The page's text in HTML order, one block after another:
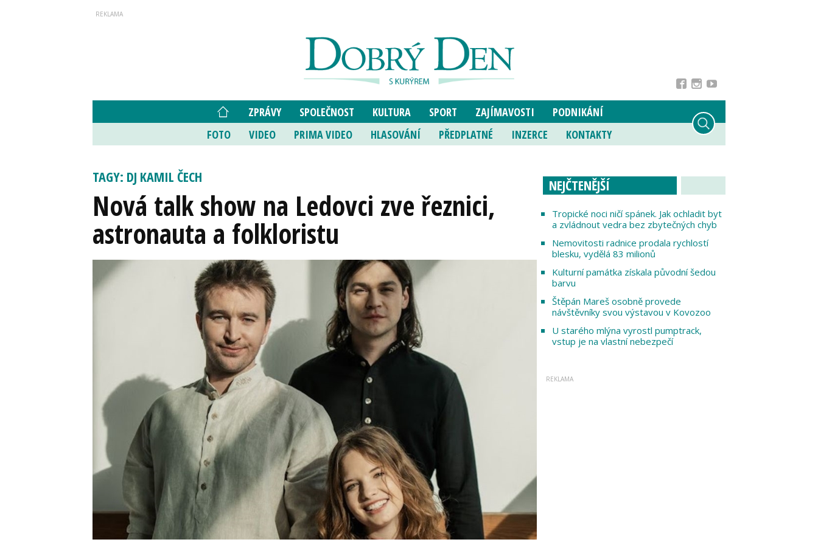
ZPRÁVY SPOLEČNOST KULTURA SPORT ZAJÍMAVOSTI
PODNIKÁNÍ
FOTO
VIDEO PRIMA VIDEO HLASOVÁNÍ PŘEDPLATNÉ INZERCE KONTAKTY
TAGY: DJ KAMIL ČECH
Nová talk show na Ledovci zve řeznici,
astronauta a folkloristu
NEJČTENĚJŠÍ
Tropické noci ničí spánek. Jak ochladit byt
a zvládnout vedra bez zbytečných chyb
Nemovitosti radnice prodala rychlostí
blesku, vydělá 83 milionů
Kulturní památka získala původní šedou
barvu
Štěpán Mareš osobně provede
návštěvníky svou výstavou v Kovozoo
U starého mlýna vyrostl pumptrack,
vstup je na vlastní nebezpečí